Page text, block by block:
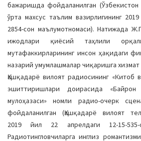
бажаришда фойдаланилган
ўрта махсус таълим вазирлигининг
2854-сон маълумотномаси). Натижада
ижодлари қиёсий таҳлили
мутафаккирларининг инсон ҳақидаги
назарий умумлашмалар чиқаришга хизмат
Қашқадарё вилоят радиосининг «Китоб
эшиттиришлари доирасида
мулоҳазаси» номли радио-очерк
фойдаланилган (Қашқадарё вилоят
2019 йил 22 апрелдаги 12-15-535-
Радиотингловчиларга инглиз